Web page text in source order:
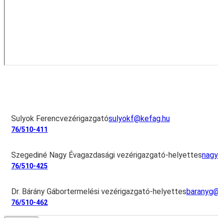
Sulyok Ferencvezérigazgatósulyokf@kefag.hu
76/510-411
Szegediné Nagy Évagazdasági vezérigazgató-helyettes
76/510-425
Dr. Bárány Gábortermelési vezérigazgató-helyettes
76/510-462